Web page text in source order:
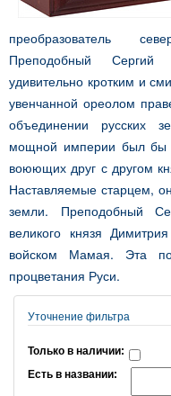
преобразователь
Преподобный Сергий
удивительно кротким и
увенчанной ореолом
объединении русских
мощной империи был бы
воюющих друг с другом
Наставляемые старцем,
земли. Преподобный
великого князя
войском Мамая. Эта
процветания Руси.
Уточнение фильтра
Только в наличии:
Есть в названии: